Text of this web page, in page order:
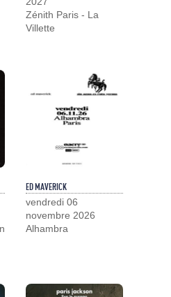
Zénith Paris - La
Villette
ED MAVERICK
vendredi 06
novembre 2026
Alhambra